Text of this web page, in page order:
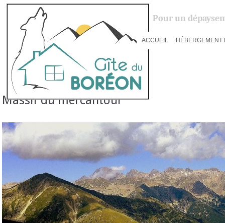
Pour un
ACCUEIL HÉBERGEMENT
Massif du mercantour